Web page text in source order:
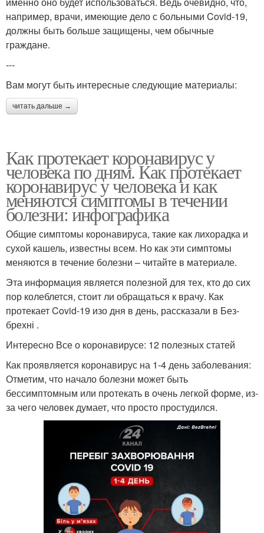
например, врачи, имеющие дело с больными Covid-19,
должны быть больше защищены, чем обычные
граждане.
---
Вам могут быть интересные следующие материалы:
читать дальше →
Как протекает коронавирус у
человека по дням. Как протекает
коронавирус у человека и как
меняются симптомы в течении
болезни: инфографика
Общие симптомы коронавируса, такие как лихорадка и
сухой кашель, известны всем. Но как эти симптомы
меняются в течение болезни – читайте в материале.
Эта информация является полезной для тех, кто до сих
пор колеблется, стоит ли обращаться к врачу. Как
протекает Covid-19 изо дня в день, рассказали в Без-
брехні .
Интересно Все о коронавирусе: 12 полезных статей
Как проявляется коронавирус на 1-4 день заболевания:
Отметим, что начало болезни может быть
бессимптомным или протекать в очень легкой форме, из-
за чего человек думает, что просто простудился.